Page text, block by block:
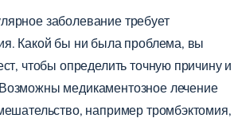
заболевание требует
Какой бы ни была проблема, вы
чтобы определить точную причину и
медикаментозное лечение
например тромбэктомия,